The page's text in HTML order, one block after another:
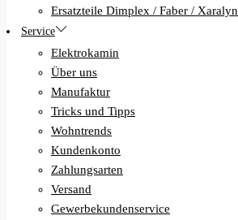
Ersatzteile Dimplex / Faber / Xaralyn
Service
Elektrokamin
Über uns
Manufaktur
Tricks und Tipps
Wohntrends
Kundenkonto
Zahlungsarten
Versand
Gewerbekundenservice